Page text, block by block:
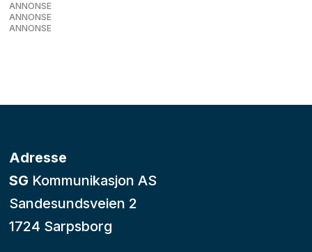
ANNONSE
ANNONSE
ANNONSE
Adresse
SG Kommunikasjon AS
Sandesundsveien 2
1724 Sarpsborg